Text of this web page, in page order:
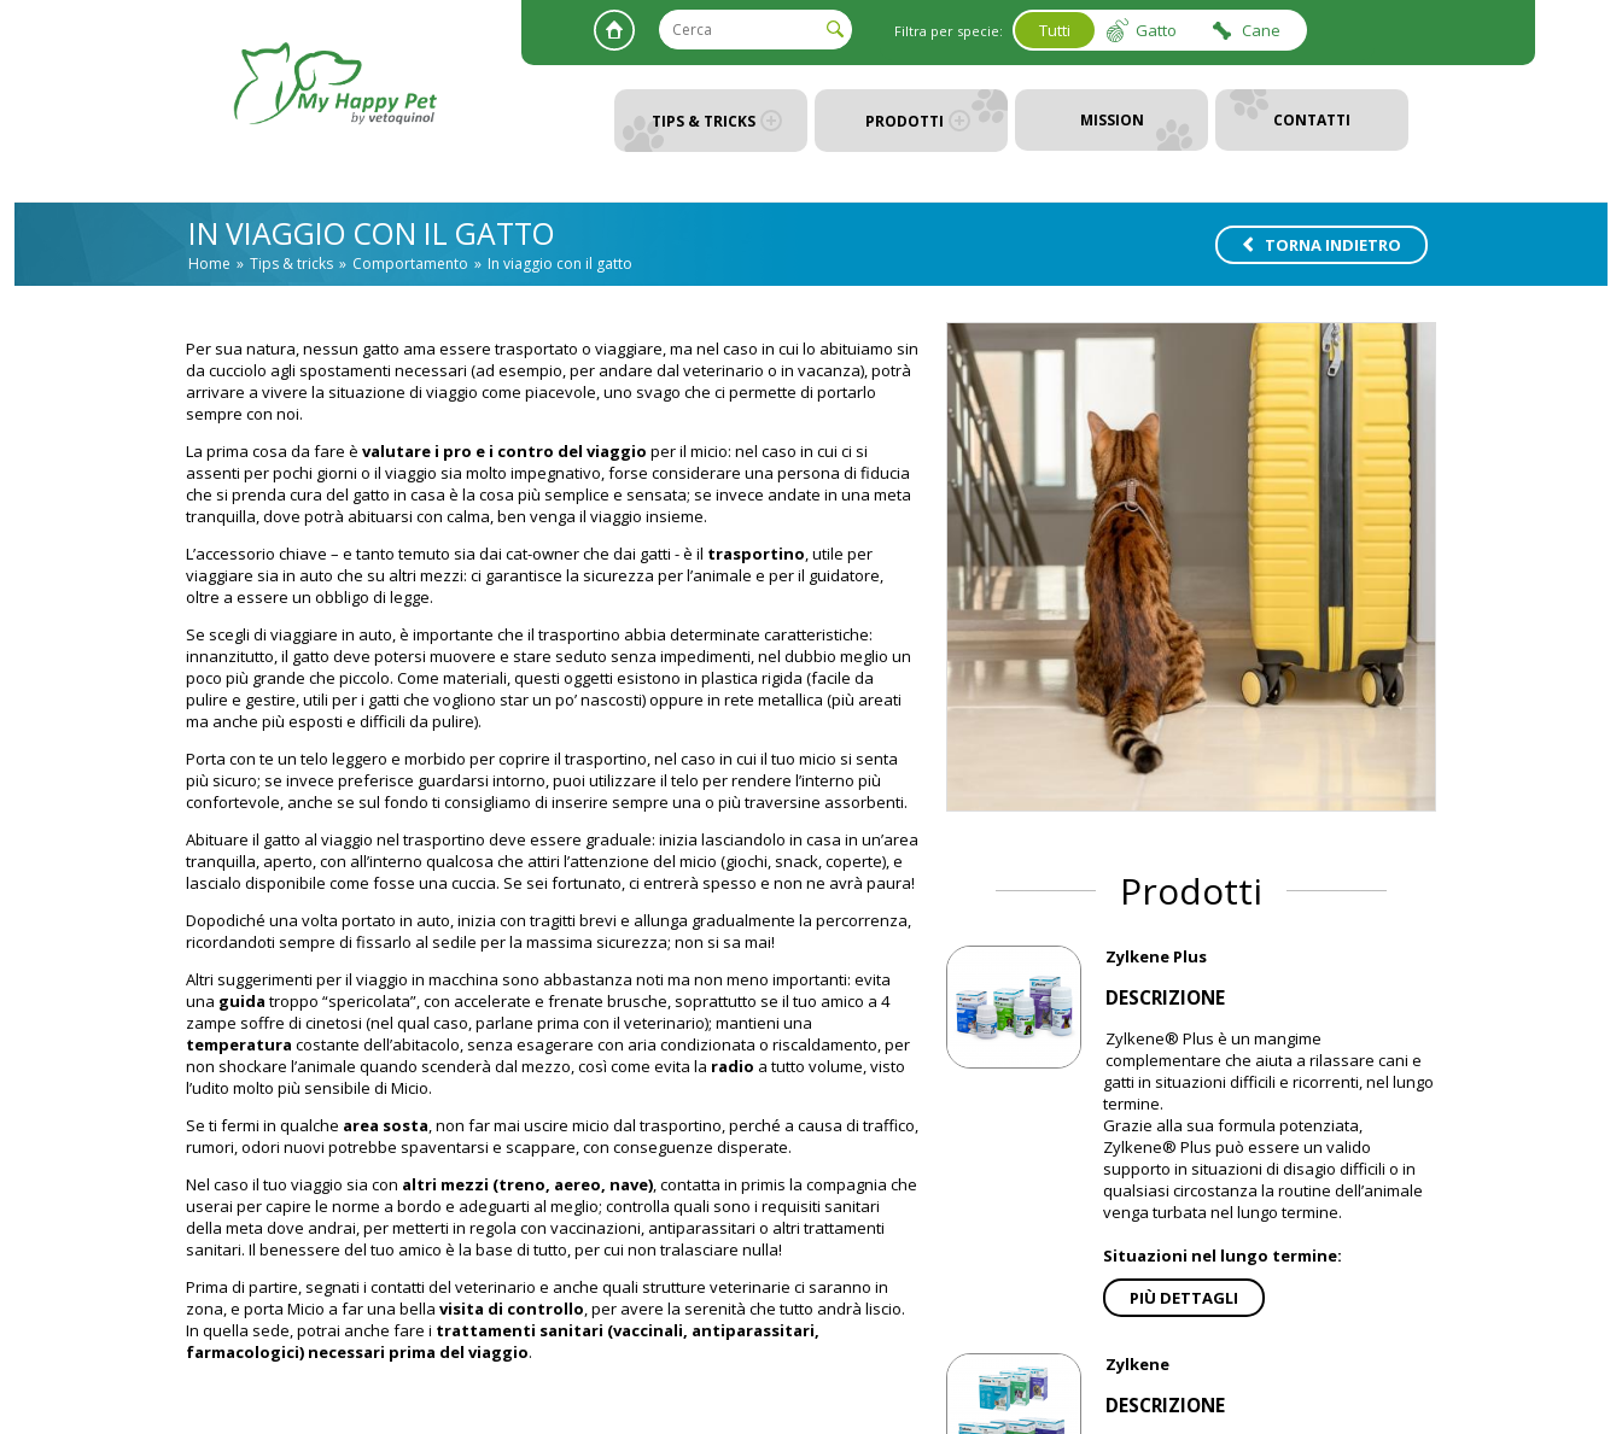
Filtra per specie: Tutti Gatto Cane
TIPS & TRICKS PRODOTTI MISSION CONTATTI
IN VIAGGIO CON IL GATTO TORNA INDIETRO
Home Tips & tricks Comportamento In viaggio con il gatto
Per sua natura, nessun gatto ama essere trasportato o viaggiare, ma nel caso in cui lo abituiamo sin
da cucciolo agli spostamenti necessari (ad esempio, per andare dal veterinario o in vacanza), potrà
arrivare a vivere la situazione di viaggio come piacevole, uno svago che ci permette di portarlo
sempre con noi.
La prima cosa da fare èvalutare i pro e i contro del viaggioper il micio: nel caso in cui ci si
assenti per pochi giorni o il viaggio sia molto impegnativo, forse considerare una persona di fiducia
che si prenda cura del gatto in casa è la cosa più semplice e sensata; se invece andate in una meta
tranquilla, dove potrà abituarsi con calma, ben venga il viaggio insieme.
L’accessorio chiave – e tanto temuto sia dai cat-owner che dai gatti - è il trasportino, utile per
viaggiare sia in auto che su altri mezzi: ci garantisce la sicurezza per l’animale e per il guidatore,
oltre a essere un obbligo di legge.
Se scegli di viaggiare in auto, è importante che il trasportino abbia determinate caratteristiche:
innanzitutto, il gatto deve potersi muovere e stare seduto senza impedimenti, nel dubbio meglio un
poco più grande che piccolo. Come materiali, questi oggetti esistono in plastica rigida (facile da
pulire e gestire, utili per i gatti che vogliono star un po’ nascosti) oppure in rete metallica (più areati
ma anche più esposti e difficili da pulire).
Porta con te un telo leggero e morbido per coprire il trasportino, nel caso in cui il tuo micio si senta
più sicuro; se invece preferisce guardarsi intorno, puoi utilizzare il telo per rendere l’interno più
confortevole, anche se sul fondo ti consigliamo di inserire sempre una o più traversine assorbenti.
Abituare il gatto al viaggio nel trasportino deve essere graduale: inizia lasciandolo in casa in un’area
tranquilla, aperto, con all’interno qualcosa che attiri l’attenzione del micio (giochi, snack, coperte), e
lascialo disponibile come fosse una cuccia. Se sei fortunato, ci entrerà spesso e non ne avrà paura!
Dopodiché una volta portato in auto, inizia con tragitti brevi e allunga gradualmente la percorrenza,
ricordandoti sempre di fissarlo al sedile per la massima sicurezza; non si sa mai!
Altri suggerimenti per il viaggio in macchina sono abbastanza noti ma non meno importanti: evita
una guidatroppo “spericolata”, con accelerate e frenate brusche, soprattutto se il tuo amico a 4
zampe soffre di cinetosi (nel qual caso, parlane prima con il veterinario); mantieni una
temperaturacostante dell’abitacolo, senza esagerare con aria condizionata o riscaldamento, per
non shockare l’animale quando scenderà dal mezzo, così come evita la radio a tutto volume, visto
l’udito molto più sensibile di Micio.
Se ti fermi in qualche area sosta, non far mai uscire micio dal trasportino, perché a causa di traffico,
rumori, odori nuovi potrebbe spaventarsi e scappare, con conseguenze disperate.
Nel caso il tuo viaggio sia con altri mezzi (treno, aereo, nave), contatta in primis la compagnia che
userai per capire le norme a bordo e adeguarti al meglio; controlla quali sono i requisiti sanitari
della meta dove andrai, per metterti in regola con vaccinazioni, antiparassitari o altri trattamenti
sanitari. Il benessere del tuo amico è la base di tutto, per cui non tralasciare nulla!
Prima di partire, segnati i contatti del veterinario e anche quali strutture veterinarie ci saranno in
zona, e porta Micio a far una bellavisita di controllo, per avere la serenità che tutto andrà liscio.
In quella sede, potrai anche fare i trattamenti sanitari (vaccinali, antiparassitari,
farmacologici) necessari prima del viaggio.
Prodotti
Zylkene Plus
DESCRIZIONE
Zylkene® Plus è un mangime
complementare che aiuta a rilassare cani e
gatti in situazioni difficili e ricorrenti, nel lungo
termine.
Grazie alla sua formula potenziata,
Zylkene® Plus può essere un valido
supporto in situazioni di disagio difficili o in
qualsiasi circostanza la routine dell’animale
venga turbata nel lungo termine.
Situazioni nel lungo termine:
PIÙ DETTAGLI
Zylkene
DESCRIZIONE